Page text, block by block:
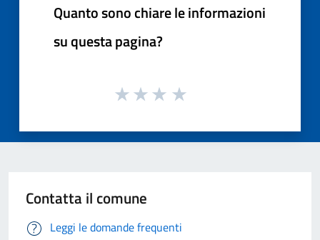
Quanto sono chiare le informazioni
su questa pagina?
Contatta il comune
Leggi le domande frequenti